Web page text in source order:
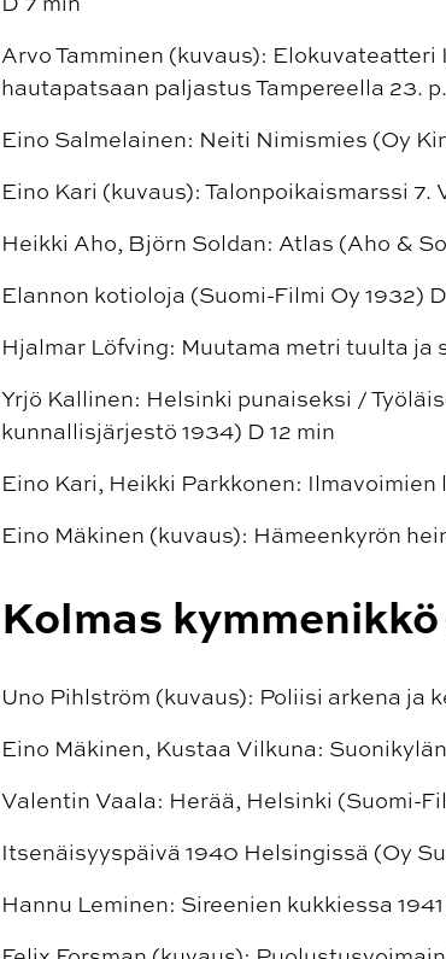
Arvo Tamminen (kuvaus):
hautapatsaan paljastus Tampereella 23.
Eino Salmelainen: Neiti Nimismies (Oy
Eino Kari (kuvaus): Talonpoikaismarssi 7.
Heikki Aho, Björn Soldan: Atlas (Aho &
Elannon kotioloja (Suomi-Filmi Oy 1932)
Hjalmar Löfving: Muutama metri tuulta ja
Yrjö Kallinen: Helsinki punaiseksi /
kunnallisjärjestö 1934) D 12 min
Eino Kari, Heikki Parkkonen:
Eino Mäkinen (kuvaus): Hämeenkyrön
Kolmas
Uno Pihlström (kuvaus): Poliisi arkena ja
Eino Mäkinen, Kustaa Vilkuna:
Valentin Vaala: Herää, Helsinki (Suomi-
Itsenäisyyspäivä 1940 Helsingissä (Oy
Hannu Leminen: Sireenien kukkiessa